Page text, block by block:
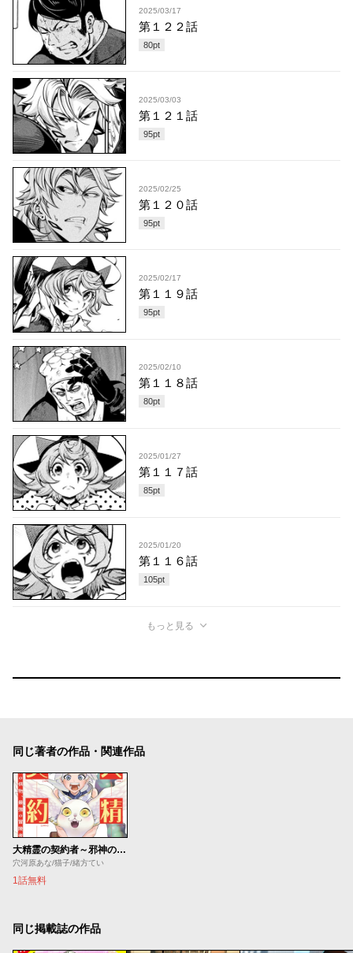
2025/03/17
第１２２話
80pt
2025/03/03
第１２１話
95pt
2025/02/25
第１２０話
95pt
2025/02/17
第１１９話
95pt
2025/02/10
第１１８話
80pt
2025/01/27
第１１７話
85pt
2025/01/20
第１１６話
105pt
もっと見る
同じ著者の作品・関連作品
大精霊の契約者～邪神の供物、最強の冒険者へ至る～
穴河原あな/猫子/緒方てい
1話無料
同じ掲載誌の作品